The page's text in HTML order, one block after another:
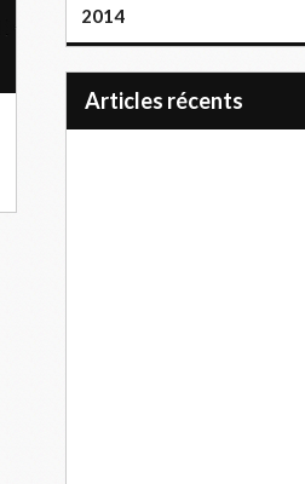
2014
articles récents